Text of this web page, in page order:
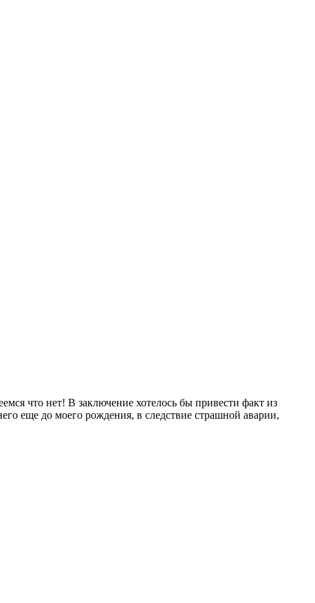
что нет! В заключение хотелось бы привести факт из
еще до моего рождения, в следствие страшной аварии,